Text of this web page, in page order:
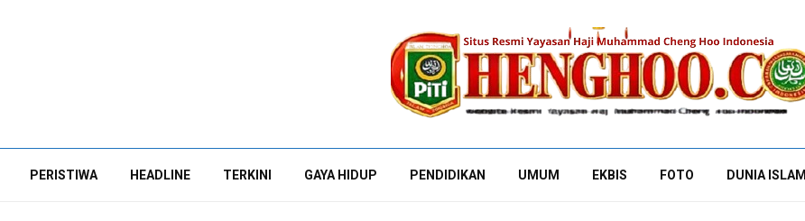
PERISTIWA HEADLINE TERKINI GAYA HIDUP PENDIDIKAN UMUM EKBIS FOTO DUNIA ISLAM